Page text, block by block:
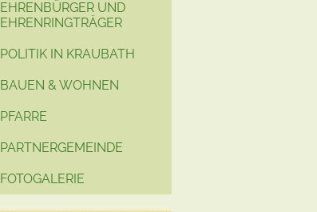
EHRENBÜRGER UND
EHRENRINGTRÄGER
POLITIK IN KRAUBATH
BAUEN & WOHNEN
PFARRE
PARTNERGEMEINDE
FOTOGALERIE